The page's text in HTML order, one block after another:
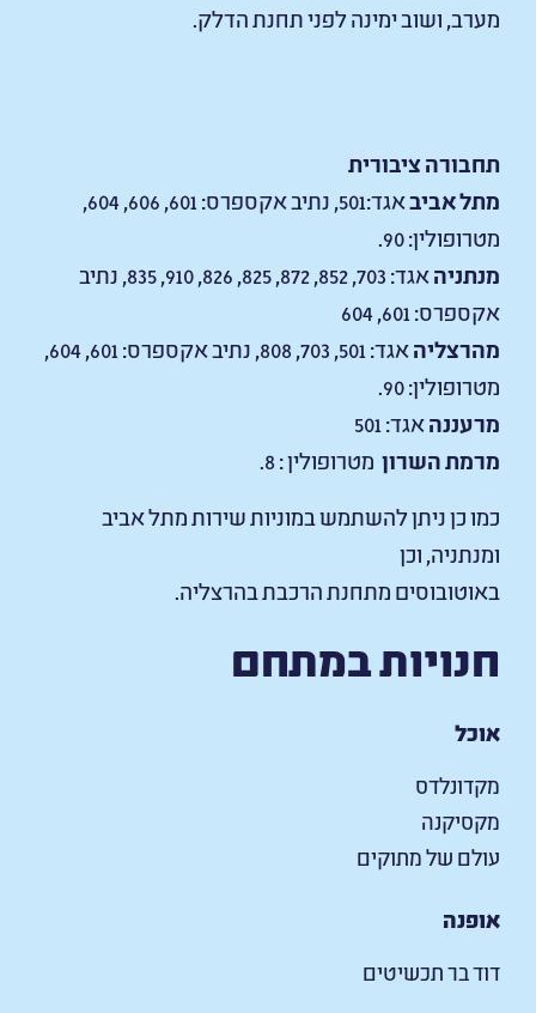
מערב, ושוב ימינה לפני תחנת הדלק.
תחבורה ציבורית
מתל אביב
מטרופולין: 90.
מנתניה
אגד: 703, 852, 872, 825, 826, 910, 835, נתיב
אקספרס: 601, 604
מהרצליה
מטרופולין: 90.
מרעננהאגד: 501
מרמת השרון מטרופולין : 8.
כמו כן ניתן להשתמש במוניות שירות מתל אביב
ומנתניה, וכן
באוטובוסים מתחנת הרכבת בהרצליה.
חנויות במתחם
אוכל
מקדונלדס
מקסיקנה
עולם של מתוקים
אופנה
דוד בר תכשיטים